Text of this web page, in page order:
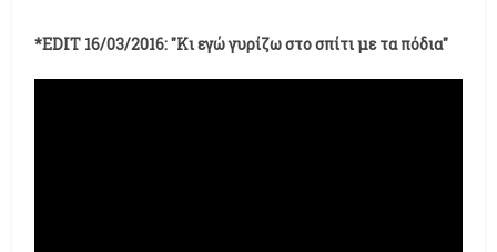
*ΕDIT 16/03/2016: "Κι εγώ γυρίζω στο σπίτι με τα πόδια"